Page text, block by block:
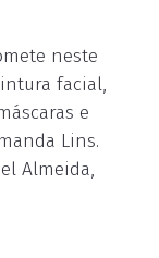
neste
facial,
e
Lins.
Almeida,